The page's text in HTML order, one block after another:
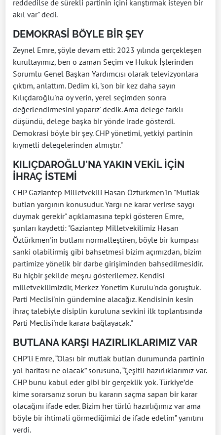
reddedilse de sürekli partinin içini karıştırmak isteyen bir
akıl var" dedi.
DEMOKRASİ BÖYLE BİR ŞEY
Zeynel Emre, şöyle devam etti: 2023 yılında gerçekleşen
kurultayımız, ben o zaman Seçim ve Hukuk İşlerinden
Sorumlu Genel Başkan Yardımcısı olarak televizyonlara
çıktım, anlattım. Dedim ki, 'son bir kez daha sayın
Kılıçdaroğlu'na oy verin, yerel seçimden sonra
değerlendirmesini yaparız' dedik. Ama delege farklı
düşündü, delege başka bir yönde irade gösterdi.
Demokrasi böyle bir şey. CHP yönetimi, yetkiyi partinin
kıymetli delegelerinden almıştır."
KILIÇDAROĞLU'NA YAKIN VEKİL İÇİN
İHRAÇ İSTEMİ
CHP Gaziantep Milletvekili Hasan Öztürkmen'in "Mutlak
butlan yargının konusudur. Yargı ne karar verirse saygı
duymak gerekir" açıklamasına tepki gösteren Emre,
şunları kaydetti: "Gaziantep Milletvekilimiz Hasan
Öztürkmen'in butlanı normalleştiren, böyle bir kumpası
sanki olabilirmiş gibi bahsetmesi bizim açımızdan, bizim
partimize yönelik bir darbe girişiminden bahsedilmesidir.
Bu hiçbir şekilde meşru gösterilemez. Kendisi
milletvekilimizdir, Merkez Yönetim Kurulu'nda görüştük.
Parti Meclisi'nin gündemine alacağız. Kendisinin kesin
ihraç talebiyle disiplin kuruluna sevkini ilk toplantısında
Parti Meclisi'nde karara bağlayacak."
BUTLANA KARŞI HAZIRLIKLARIMIZ VAR
CHP’li Emre, “Olası bir mutlak butlan durumunda partinin
yol haritası ne olacak” sorusuna, “Çeşitli hazırlıklarımız var.
CHP bunu kabul eder gibi bir gerçeklik yok. Türkiye’de
kime sorarsanız sorun bu kararın saçma sapan bir karar
olacağını ifade eder. Bizim her türlü hazırlığımız var ama
böyle bir ihtimali görmediğimizi de ifade edelim” yanıtını
verdi.